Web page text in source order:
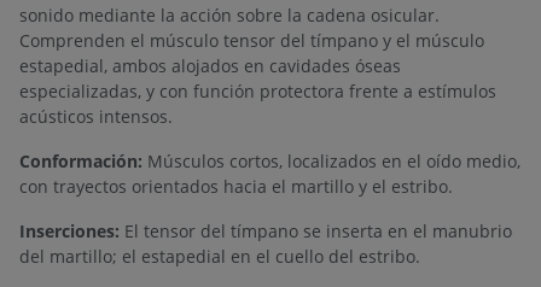
sonido mediante la acción sobre la cadena osicular.
Comprenden el músculo tensor del tímpano y el músculo
estapedial, ambos alojados en cavidades óseas
especializadas, y con función protectora frente a estímulos
acústicos intensos.
Conformación: Músculos cortos, localizados en el oído medio,
con trayectos orientados hacia el martillo y el estribo.
Inserciones: El tensor del tímpano se inserta en el manubrio
del martillo; el estapedial en el cuello del estribo.